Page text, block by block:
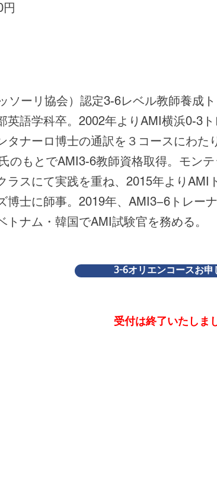
ソーリ協会）認定3-6レベル教師養成ト
英語学科卒。2002年よりAMI横浜0-3
タナーロ博士の通訳を３コースにわた
のもとでAMI3-6教師資格取得。 モン
ラスにて実践を重ね、2015年より
博士に師事。2019年、AMI3−6トレー
トナム・韓国でAMI試験官を務める。
3-6オリエンコースお申
受付は終了いたしま